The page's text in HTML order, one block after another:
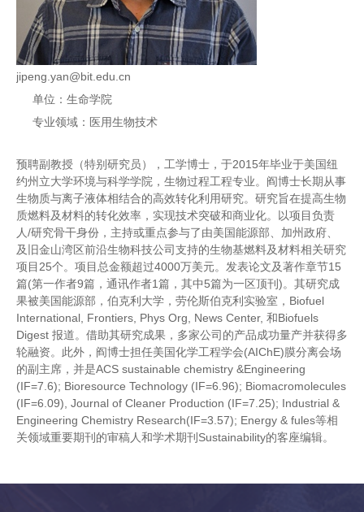
jipeng.yan@bit.edu.cn
单位：生命学院
专业领域：医用生物技术
预聘副教授（特别研究员），工学博士，于2015年毕业于美国纽
约州立大学环境与科学学院，生物过程工程专业。阎博士长期从事
生物质与离子液体相结合的高效转化利用研究。研究旨在提高生物
质燃料及材料的转化效率，实现技术突破和商业化。以项目负责
人/研究骨干身份，主持或重点参与了由美国能源部、加州政府、
及旧金山湾区前沿生物科技公司支持的生物基燃料及材料相关研究
项目25个。项目总金额超过4000万美元。发表论文及著作章节15
篇(第一作者9篇，通讯作者1篇，其中5篇为一区顶刊)。其研究成
果被美国能源部，伯克利大学，劳伦斯伯克利实验室，Biofuel
International, Frontiers, Phys Org, News Center, 和Biofuels
Digest 报道。借助其研究成果，多家公司的产品成功量产并获得多
轮融资。此外，阎博士担任美国化学工程学会(AIChE)膜分离会场
的副主席，并是ACS sustainable chemistry &Engineering
(IF=7.6); Bioresource Technology (IF=6.96); Biomacromolecules
(IF=6.09), Journal of Cleaner Production (IF=7.25); Industrial &
Engineering Chemistry Research(IF=3.57); Energy & fules等相
关领域重要期刊的审稿人和学术期刊Sustainability的客座编辑。